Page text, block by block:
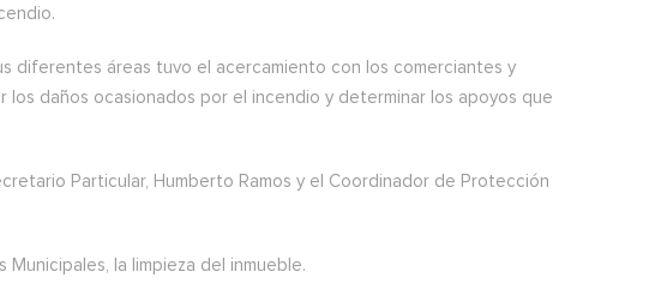
diferentes áreas tuvo el acercamiento con los comerciantes y
daños ocasionados por el incendio y determinar los apoyos que
Particular, Humberto Ramos y el Coordinador de Protección
la limpieza del inmueble.